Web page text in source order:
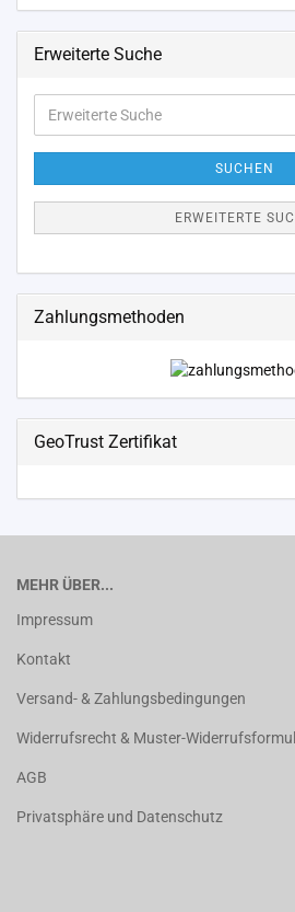
Erweiterte Suche
Erweiterte
Suche
SUCHEN
ERWEITERTE
Zahlungsmethoden
GeoTrust Zertifikat
MEHR ÜBER...
Impressum
Kontakt
Versand- & Zahlungsbedingungen
Widerrufsrecht & Muster-
AGB
Privatsphäre und Datenschutz